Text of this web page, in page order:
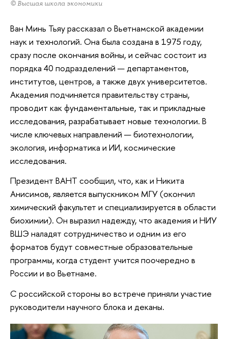
© Высшая школа экономики
Ван Минь Тьяу рассказал о Вьетнамской академии
наук и технологий. Она была создана в 1975 году,
сразу после окончания войны, и сейчас состоит из
порядка 40 подразделений — департаментов,
институтов, центров, а также двух университетов.
Академия подчиняется правительству страны,
проводит как фундаментальные, так и прикладные
исследования, разрабатывает новые технологии. В
числе ключевых направлений — биотехнологии,
экология, информатика и ИИ, космические
исследования.
Президент ВАНТ сообщил, что, как и Никита
Анисимов, является выпускником МГУ (окончил
химический факультет и специализируется в области
биохимии). Он выразил надежду, что академия и НИУ
ВШЭ наладят сотрудничество и одним из его
форматов будут совместные образовательные
программы, когда студент учится поочередно в
России и во Вьетнаме.
С российской стороны во встрече приняли участие
руководители научного блока и деканы.